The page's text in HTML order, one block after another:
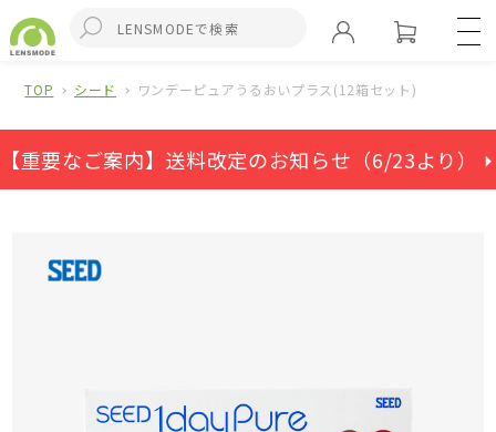
TOP シード ワンデーピュアうるおいプラス(12箱セット)
【重要なご案内】送料改定のお知らせ（6/23より） ⏵